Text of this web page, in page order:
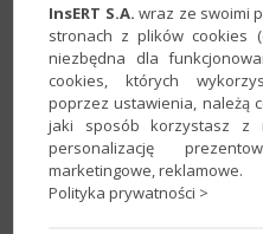
Dzięki zastosowania
przypisania osobnych
InsERT S.A. wraz ze swoimi
stronach z plików cookies
niezbędna dla
cookies, których
poprzez ustawienia, należą
jaki sposób korzystasz z
personalizację
marketingowe, reklamowe.
Polityka prywatności >